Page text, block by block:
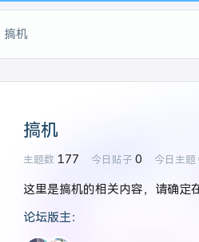
搞机
搞机
主题数 177 今日贴子 0 今日主题
这里是搞机的相关内容，请确定
论坛版主：